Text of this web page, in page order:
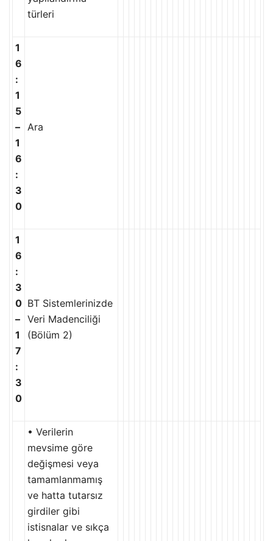
türleri
1
6
:
1
5
–
1
6
:
3
0
Ara
1
6
:
3
0
–
1
7
:
3
0
BT Sistemlerinizde
Veri Madenciliği
(Bölüm 2)
• Verilerin
mevsime göre
değişmesi veya
tamamlanmamış
ve hatta tutarsız
girdiler gibi
istisnalar ve sıkça